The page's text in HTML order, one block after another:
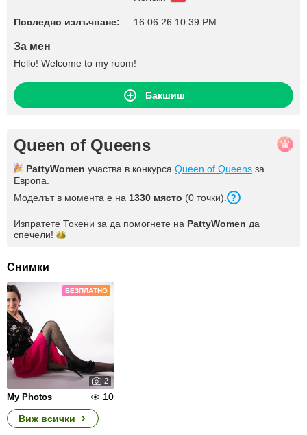
Последно излъчване: 16.06.26 10:39 PM
За мен
Hello! Welcome to my room!
Бакшиш
Queen of Queens
PattyWomen участва в конкурса Queen of Queens за
Европа.
Моделът в момента е на 1330 място (0 точки).
Изпратете Токени за да помогнете на PattyWomen да
спечели!
Снимки
БЕЗПЛАТНО
2
My Photos
10
Виж всички